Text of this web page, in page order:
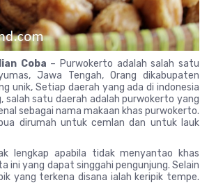
Coba – Purwokerto adalah salah satu
Jawa Tengah, Orang dikabupaten
unik, Setiap daerah yang ada di indonesia
satu daerah adalah purwokerto yang
sebagai nama makaan khas purwokerto.
dirumah untuk cemlan dan untuk lauk
lengkap apabila tidak menyantao khas
yang dapat singgahi pengunjung. Selain
yang terkena disana ialah keripik tempe.